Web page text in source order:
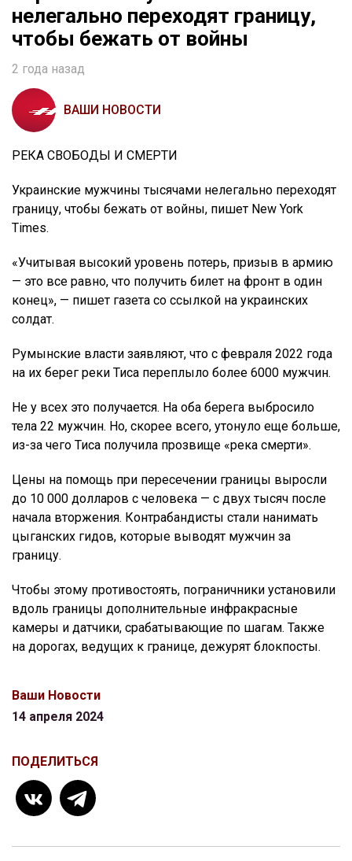
нелегально переходят границу,
чтобы бежать от войны
2 года назад
ВАШИ НОВОСТИ
РЕКА СВОБОДЫ И СМЕРТИ
Украинские мужчины тысячами нелегально переходят
границу, чтобы бежать от войны, пишет New York
Times.
«Учитывая высокий уровень потерь, призыв в армию
— это все равно, что получить билет на фронт в один
конец», — пишет газета со ссылкой на украинских
солдат.
Румынские власти заявляют, что с февраля 2022 года
на их берег реки Тиса переплыло более 6000 мужчин.
Не у всех это получается. На оба берега выбросило
тела 22 мужчин. Но, скорее всего, утонуло еще больше,
из-за чего Тиса получила прозвище «река смерти».
Цены на помощь при пересечении границы выросли
до 10 000 долларов с человека — с двух тысяч после
начала вторжения. Контрабандисты стали нанимать
цыганских гидов, которые выводят мужчин за
границу.
Чтобы этому противостоять, пограничники установили
вдоль границы дополнительные инфракрасные
камеры и датчики, срабатывающие по шагам. Также
на дорогах, ведущих к границе, дежурят блокпосты.
Ваши Новости
14 апреля 2024
ПОДЕЛИТЬСЯ